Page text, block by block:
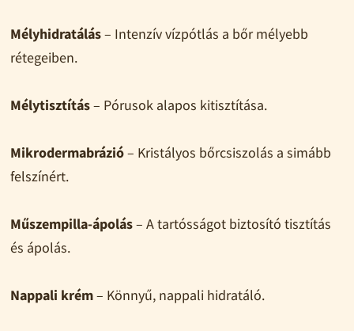
Mélyhidratálás– Intenzív vízpótlás a bőr mélyebb
rétegeiben.
Mélytisztítás– Pórusok alapos kitisztítása.
Mikrodermabrázió– Kristályos bőrcsiszolás a simább
felszínért.
Műszempilla-ápolás– A tartósságot biztosító tisztítás
és ápolás.
Nappali krém– Könnyű, nappali hidratáló.